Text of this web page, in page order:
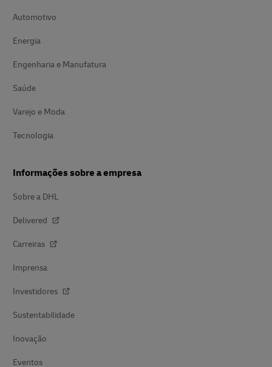
Automotivo
Energia
Engenharia e Manufatura
Saúde
Varejo e Moda
Tecnologia
Informações sobre a empresa
Sobre a DHL
Delivered
Carreiras
Imprensa
Investidores
Sustentabilidade
Inovação
Eventos